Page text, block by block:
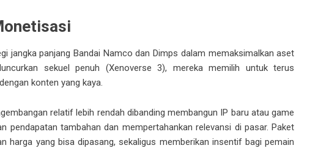
jangka panjang Bandai Namco dan Dimps dalam memaksimalkan aset
sekuel penuh (Xenoverse 3), mereka memilih untuk terus
konten yang kaya.
relatif lebih rendah dibanding membangun IP baru atau game
pendapatan tambahan dan mempertahankan relevansi di pasar. Paket
harga yang bisa dipasang, sekaligus memberikan insentif bagi pemain